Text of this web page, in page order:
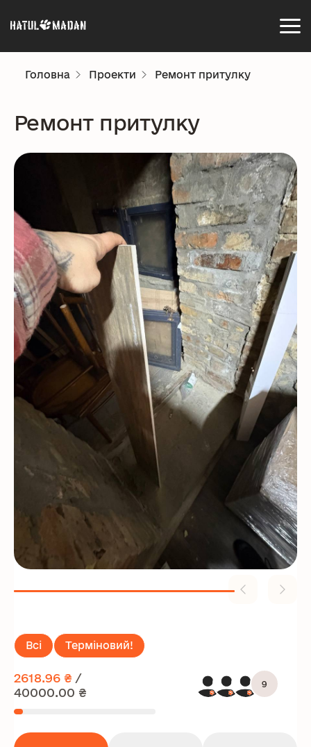
Головна Проекти Ремонт притулку
Ремонт притулку
Всі Терміновий!
2618.96 ₴ /
40000.00 ₴
9